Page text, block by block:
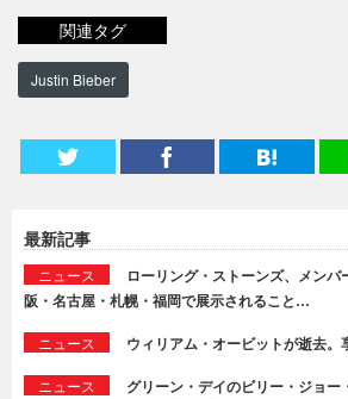
関連タグ
Justin Bieber
最新記事
ニュース
ローリング・ストーンズ、メン
阪・名古屋・札幌・福岡で展示されること…
ニュース ウィリアム・オービットが逝去。
ニュース
グリーン・デイのビリー・ジョ